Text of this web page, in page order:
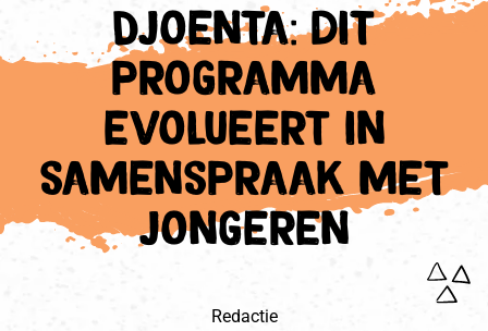
Djoenta: dit
programma
evolueert in
samenspraak met
jongeren
Redactie